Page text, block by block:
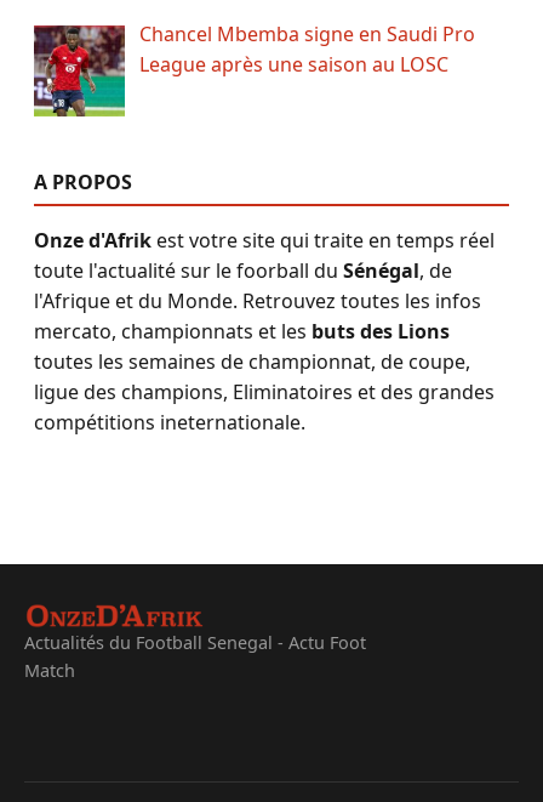
Chancel Mbemba signe en Saudi Pro
League après une saison au LOSC
A PROPOS
Onze d'Afrikest votre site qui traite en temps réel
toute l'actualité sur le foorball du Sénégal, de
l'Afrique et du Monde. Retrouvez toutes les infos
mercato, championnats et les buts des Lions
toutes les semaines de championnat, de coupe,
ligue des champions, Eliminatoires et des grandes
compétitions ineternationale.
Actualités du Football Senegal - Actu Foot
Match